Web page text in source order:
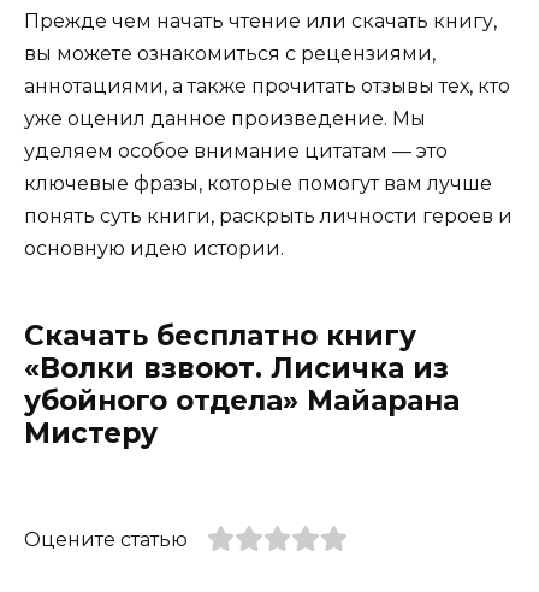
Прежде чем начать чтение или скачать книгу,
вы можете ознакомиться с рецензиями,
аннотациями, а также прочитать отзывы тех, кто
уже оценил данное произведение. Мы
уделяем особое внимание цитатам — это
ключевые фразы, которые помогут вам лучше
понять суть книги, раскрыть личности героев и
основную идею истории.
Скачать бесплатно книгу
«Волки взвоют. Лисичка из
убойного отдела» Майарана
Мистеру
Оцените статью